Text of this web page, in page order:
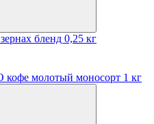
бленд 0,25 кг